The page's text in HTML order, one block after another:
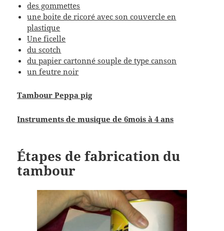
des gommettes
une boite de ricoré avec son couvercle en
plastique
Une ficelle
du scotch
du papier cartonné souple de type canson
un feutre noir
Tambour Peppa pig
Instruments de musique de 6mois à 4 ans
Étapes de fabrication du
tambour